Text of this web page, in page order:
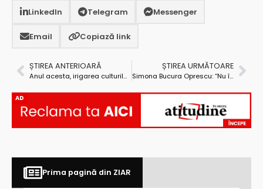
LinkedIn Telegram Messenger
Email Copiază link
ȘTIREA ANTERIOARĂ
Anul acesta, irigarea culturilor se poate face doar în amenajarea Căteasca-Teiu
ȘTIREA URMĂTOARE
Simona Bucura Oprescu: “Nu îmi doresc să candidez la funcţia de preşedinte al PSD Argeş, dar cu siguranţă voi candida la o funcţie!”
AD
Prima pagină din ZIAR